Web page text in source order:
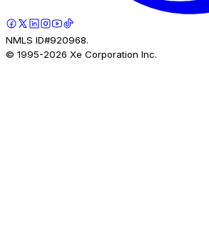
NMLS ID#920968.
© 1995-2026 Xe Corporation Inc.